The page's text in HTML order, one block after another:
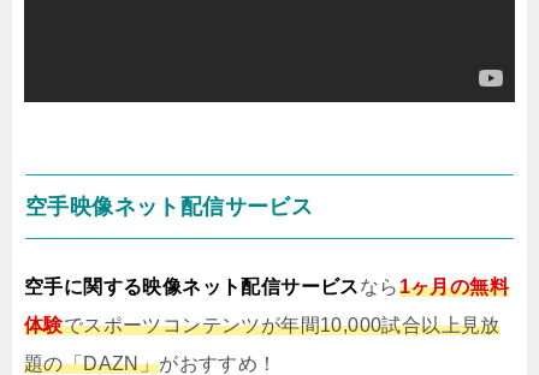
空手映像ネット配信サービス
空手に関する映像ネット配信サービスなら1ヶ月の無料
体験でスポーツコンテンツが年間10,000試合以上見放
題の「DAZN」がおすすめ！